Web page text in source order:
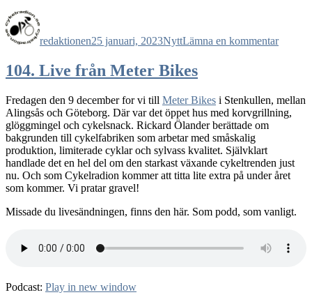
redaktionen25 januari, 2023NyttLämna en kommentarNytt
104. Live från Meter Bikes
Fredagen den 9 december for vi till Meter Bikes i Stenkullen, mellan
Alingsås och Göteborg. Där var det öppet hus med korvgrillning,
glöggmingel och cykelsnack. Rickard Ölander berättade om
bakgrunden till cykelfabriken som arbetar med småskalig
produktion, limiterade cyklar och sylvass kvalitet. Självklart
handlade det en hel del om den starkast växande cykeltrenden just
nu. Och som Cykelradion kommer att titta lite extra på under året
som kommer. Vi pratar gravel!
Missade du livesändningen, finns den här. Som podd, som vanligt.
Podcast: Play in new window